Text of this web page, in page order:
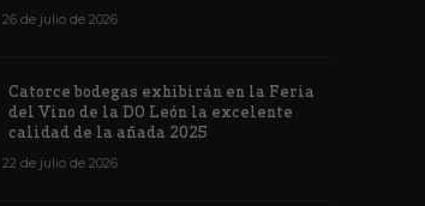
para León XIV
1171
26 de julio de 2026
Catorce bodegas exhibirán en la Feria
del Vino de la DO León la excelente
calidad de la añada 2025
22 de julio de 2026